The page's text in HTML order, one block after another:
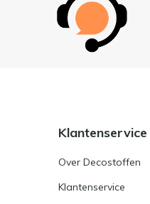
Klantenservice
Over Decostoffen
Klantenservice